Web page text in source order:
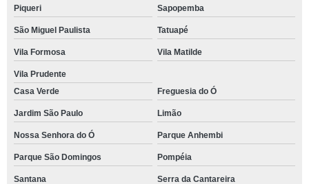
Piqueri Sapopemba
São Miguel Paulista Tatuapé
Vila Formosa Vila Matilde
Vila Prudente
Casa Verde
Freguesia do Ó
Jardim São Paulo Limão
Nossa Senhora do Ó Parque Anhembi
Parque São Domingos Pompéia
Santana Serra da Cantareira